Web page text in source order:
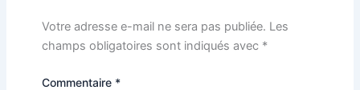
Votre adresse e-mail ne sera pas publiée. Les
champs obligatoires sont indiqués avec *
Commentaire *